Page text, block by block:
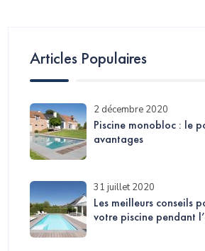
Articles Populaires
2 décembre 2020
Piscine monobloc : le
avantages
31 juillet 2020
Les meilleurs conseils
votre piscine pendant